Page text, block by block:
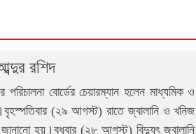
রশিদ
পরিচালনা বোর্ডের চেয়ারম্যান হলেন মাধ্যমিক ও
(২৯ আগস্ট) রাতে জ্বালানি ও খনিজ
হয়।বুধবার (২৮ আগস্ট) বিদ্যুৎ জ্বালানি